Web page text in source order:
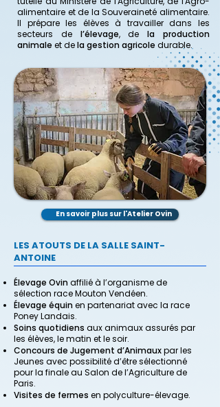
En savoir plus sur l'Atelier Ovin
LES ATOUTS DE LA SALLE SAINT-
ANTOINE
Élevage Ovin affilié à l’organisme de
sélection race Mouton Vendéen.
Élevage équinen partenariat avec la race
Poney Landais.
Soins quotidiens aux animaux assurés par
les élèves, le matin et le soir.
Concours de Jugement d’Animauxpar les
Jeunes avec possibilité d’être sélectionné
pour la finale au Salon de l’Agriculture de
Paris.
Visites de fermes en polyculture-élevage.
alimentaire et de la Souveraineté alimentaire.
Il prépare les élèves à travailler dans les
secteurs de l’élevage, dela production
animale et dela gestion agricole durable.